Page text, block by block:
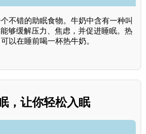
不错的助眠食物。牛奶中含有一种叫
够缓解压力、焦虑，并促进睡眠。热
以在睡前喝一杯热牛奶。
，让你轻松入眠